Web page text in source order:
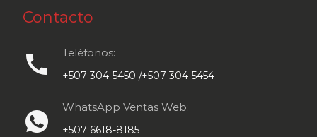
Contacto
call Teléfonos:
+507 304-5450 /+507 304-5454
WhatsApp Ventas Web:
+507 6618-8185